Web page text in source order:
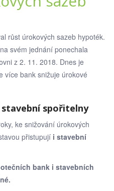
růst úrokových sazeb hypoték.
svém jednání ponechala
z 2. 11. 2018. Dnes je
více bank snižuje úrokové
stavební spořitelny
ke snižování úrokových
přistupují i stavební
bank i stavebních